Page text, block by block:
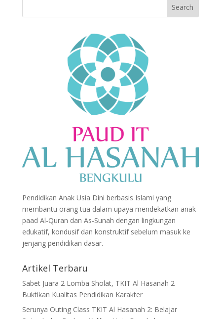
Pendidikan Anak Usia Dini berbasis Islami yang
membantu orang tua dalam upaya mendekatkan anak
paad Al-Quran dan As-Sunah dengan lingkungan
edukatif, kondusif dan konstruktif sebelum masuk ke
jenjang pendidikan dasar.
Artikel Terbaru
Sabet Juara 2 Lomba Sholat, TKIT Al Hasanah 2
Buktikan Kualitas Pendidikan Karakter
Serunya Outing Class TKIT Al Hasanah 2: Belajar